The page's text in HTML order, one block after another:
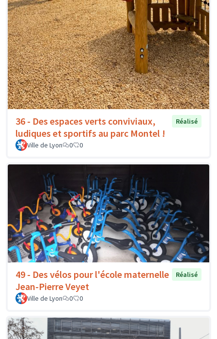
36 - Des espaces verts conviviaux,
ludiques et sportifs au parc Montel !
Réalisé
Ville de Lyon 0 0
49 - Des vélos pour l'école maternelle
Jean-Pierre Veyet
Réalisé
Ville de Lyon 0 0